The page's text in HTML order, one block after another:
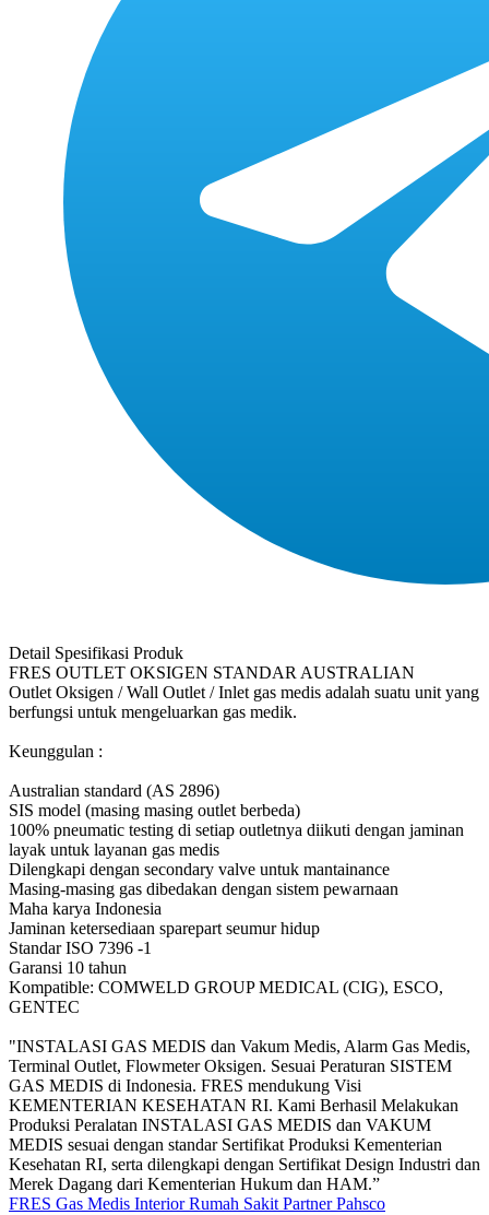
Detail Spesifikasi Produk
FRES OUTLET OKSIGEN STANDAR AUSTRALIAN
Outlet Oksigen / Wall Outlet / Inlet gas medis adalah suatu unit yang
berfungsi untuk mengeluarkan gas medik.
Keunggulan :
Australian standard (AS 2896)
SIS model (masing masing outlet berbeda)
100% pneumatic testing di setiap outletnya diikuti dengan jaminan
layak untuk layanan gas medis
Dilengkapi dengan secondary valve untuk mantainance
Masing-masing gas dibedakan dengan sistem pewarnaan
Maha karya Indonesia
Jaminan ketersediaan sparepart seumur hidup
Standar ISO 7396 -1
Garansi 10 tahun
Kompatible: COMWELD GROUP MEDICAL (CIG), ESCO,
GENTEC
"INSTALASI GAS MEDIS dan Vakum Medis, Alarm Gas Medis,
Terminal Outlet, Flowmeter Oksigen. Sesuai Peraturan SISTEM
GAS MEDIS di Indonesia. FRES mendukung Visi
KEMENTERIAN KESEHATAN RI. Kami Berhasil Melakukan
Produksi Peralatan INSTALASI GAS MEDIS dan VAKUM
MEDIS sesuai dengan standar Sertifikat Produksi Kementerian
Kesehatan RI, serta dilengkapi dengan Sertifikat Design Industri dan
Merek Dagang dari Kementerian Hukum dan HAM.”
FRES Gas Medis Interior Rumah Sakit Partner Pahsco